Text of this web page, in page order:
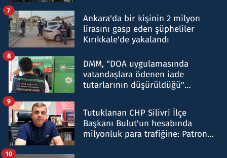
Ankara'da bir kişinin 2 milyon
lirasını gasp eden şüpheliler
Kırıkkale'de yakalandı
7
DMM, "DOA uygulamasında
vatandaşlara ödenen iade
tutarlarının düşürüldüğü"
8
Tutuklanan CHP Silivri İlçe
Başkanı Bulut'un hesabında
milyonluk para trafiğine: Patron
9
10